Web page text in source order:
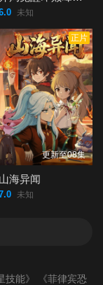
未知
正片
更新至08集
山海异闻
未知
能》
《菲律宾恐